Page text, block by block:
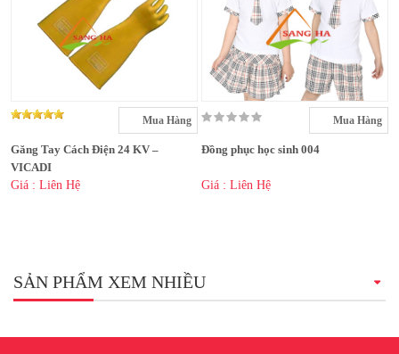
Mua Hàng
Găng Tay Cách Điện 24 KV –
VICADI
Giá : Liên Hệ
Mua Hàng
Đồng phục học sinh 004
Giá : Liên Hệ
SẢN PHẨM XEM NHIỀU